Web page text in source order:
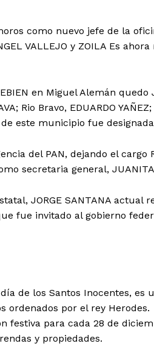
como nuevo jefe de la
VALLEJO y ZOILA Es
en Miguel Alemán quedo
Rio Bravo, EDUARDO
este municipio fue designada
del PAN, dejando el cargo
secretaria general, JUANITA
JORGE SANTANA actual
fue invitado al gobierno
día de los Santos Inocentes,
ordenados por el rey Herodes.
festiva para cada 28 de
y propiedades.